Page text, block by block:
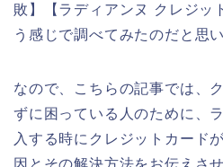
敗】【ラディアンヌ クレジ
う感じで調べてみたのだと思い
なので、こちらの記事では、
ずに困っている人のために、
入する時にクレジットカード
因とその解決方法をお伝えさ